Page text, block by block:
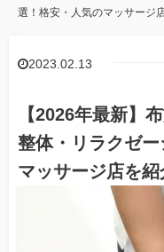
選！格安・人気のマッサージ
2023.02.13
【2026年最新】
整体・リラクゼ
マッサージ店を紹